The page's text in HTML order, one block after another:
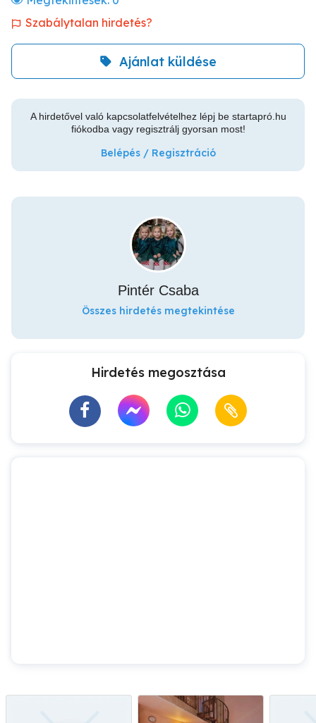
Szabálytalan hirdetés?
Ajánlat küldése
A hirdetővel való kapcsolatfelvételhez lépj be startapró.hu
fiókodba vagy regisztrálj gyorsan most!
Belépés / Regisztráció
Pintér Csaba
Összes hirdetés megtekintése
Hirdetés megosztása